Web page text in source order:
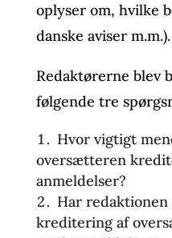
oplyser om, hvilke
danske aviser m.m.).
Redaktørerne blev
følgende tre
Hvor vigtigt
oversætteren
anmeldelser?
Har
kreditering af